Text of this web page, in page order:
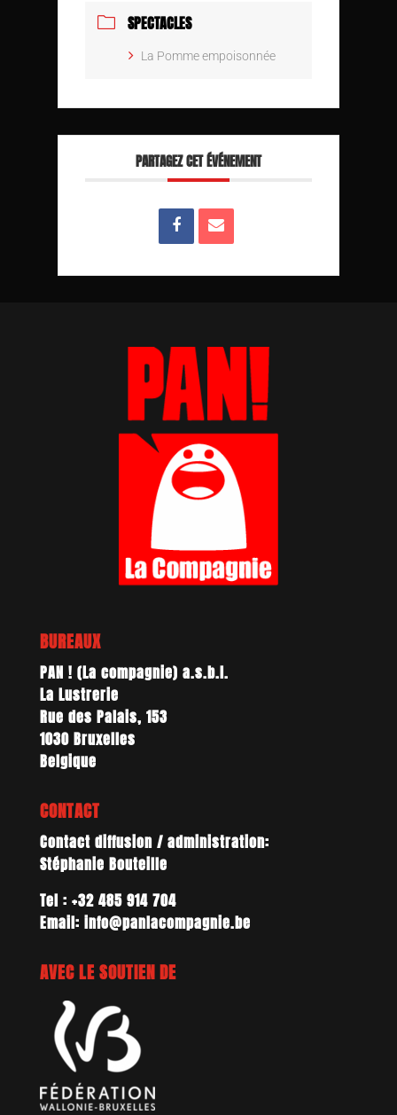
SPECTACLES
La Pomme empoisonnée
PARTAGEZ CET ÉVÉNEMENT
BUREAUX
PAN ! (La compagnie) a.s.b.l.
La Lustrerie
Rue des Palais, 153
1030 Bruxelles
Belgique
CONTACT
Contact diffusion / administration:
Stéphanie Bouteille
Tel : +32 485 914 704
Email: info@panlacompagnie.be
AVEC LE SOUTIEN DE